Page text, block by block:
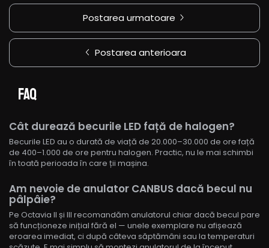
Postarea urmatoare
Postarea anterioara
FAQ
Cât durează becurile LED față de halogen?
Becurile LED au o durată de viață de 20.000–30.000 de ore față
de 400–1.000 de ore pentru halogen. Practic, nu le mai schimbi
în toată perioada în care ții mașina.
Am nevoie de anulator CANBUS dacă becul nu
pâlpâie?
Pe Octavia II și III recomandăm anulatorul chiar dacă becul pare
să funcționeze inițial fără el — unele exemplare nu afișează
eroarea imediat, ci după câteva săptămâni sau la temperaturi